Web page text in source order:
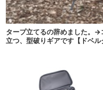
タープ立てるの辞めました。→
立つ、型破りギアです【ドベル